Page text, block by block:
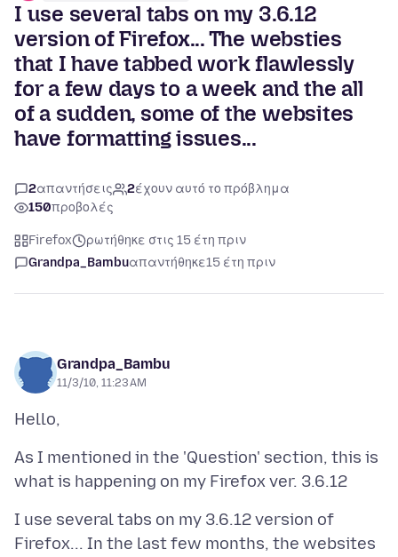
I use several tabs on my 3.6.12
version of Firefox... The websties
that I have tabbed work flawlessly
for a few days to a week and the all
of a sudden, some of the websites
have formatting issues...
2απαντήσεις 2έχουν αυτό το πρόβλημα
150προβολές
Firefox
ρωτήθηκε στις 15 έτη πριν
Grandpa_Bambuαπαντήθηκε15 έτη πριν
Grandpa_Bambu
11/3/10, 11:23 AM
As I mentioned in the 'Question' section, this is
I use several tabs on my 3.6.12 version of
Firefox... In the last few months, the websites